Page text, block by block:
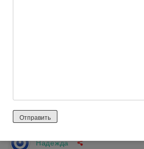
2
Надежда